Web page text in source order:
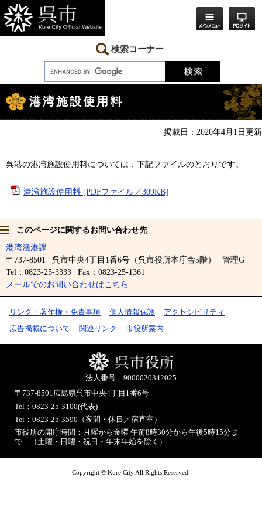
ー
ジ
の
ニ
ュ
ー
本
へ
検索コーナー
文
港湾施設使用料
掲載日：2020年4月1日更新
呉港の港湾施設使用料については，下記ファイルのとおりです。
港湾施設使用料 [PDFファイル／309KB]
このページに関するお問い合わせ先
港湾漁港課
〒737-8501
呉市中央4丁目1番6号（呉市役所本庁舎5階）
管理G
Tel：0823-25-3333
Fax：0823-25-1361
メールでのお問い合わせはこちら
リンク・著作権・免責事項 個人情報保護
アクセシビリティ
広告掲載について
関連リンク 市役所案内
法人番号 9000020342025
〒737-8501広島県呉市中央4丁目1番6号
Tel：0823-25-3100(代表)
Tel：0823-25-3590（夜間・休日／宿直室）
市役所の開庁時間：月曜から金曜 午前8時30分から午後5時15分ま
で （土曜・日曜・祝日・年末年始を除く）
Copyright © Kure City All Rights Reserved.